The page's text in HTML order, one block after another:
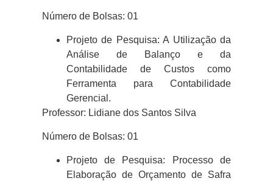
Número de Bolsas: 01
Projeto de Pesquisa: A Utilização da
Análise de Balanço e da
Contabilidade de Custos como
Ferramenta para Contabilidade
Gerencial.
Professor: Lidiane dos Santos Silva
Número de Bolsas: 01
Projeto de Pesquisa: Processo de
Elaboração de Orçamento de Safra